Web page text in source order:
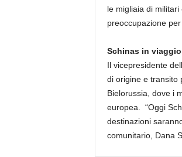
le migliaia di
preoccupazione
Schinas in
Il vicepresidente
di origine e transito
Bielorussia, dove i
europea. “Oggi
destinazioni
comunitario, Dana